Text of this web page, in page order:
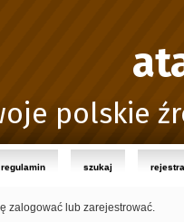
polskie
regulamin szukaj
zalogować lub zarejestrować.